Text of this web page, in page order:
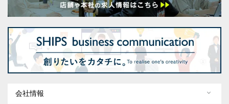
会社情報